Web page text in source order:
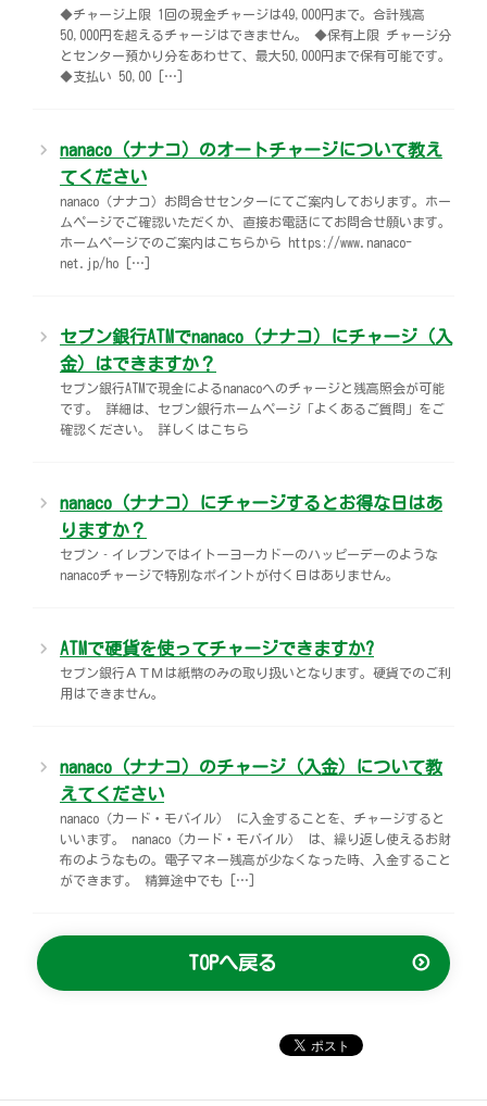
◆チャージ上限 1回の現金チャージは49,000円まで。合計残高
50,000円を超えるチャージはできません。 ◆保有上限 チャージ分
とセンター預かり分をあわせて、最大50,000円まで保有可能です。
◆支払い 50,00 […]
nanaco（ナナコ）のオートチャージについて教え
てください
nanaco（ナナコ）お問合せセンターにてご案内しております。ホー
ムページでご確認いただくか、直接お電話にてお問合せ願います。
ホームページでのご案内はこちらから https://www.nanaco-
net.jp/ho […]
セブン銀行ATMでnanaco（ナナコ）にチャージ（入
金）はできますか？
セブン銀行ATMで現金によるnanacoへのチャージと残高照会が可能
です。 詳細は、セブン銀行ホームページ「よくあるご質問」をご
確認ください。 詳しくはこちら
nanaco（ナナコ）にチャージするとお得な日はあ
りますか？
セブン‐イレブンではイトーヨーカドーのハッピーデーのような
nanacoチャージで特別なポイントが付く日はありません。
ATMで硬貨を使ってチャージできますか?
セブン銀行ＡＴＭは紙幣のみの取り扱いとなります。硬貨でのご利
用はできません。
nanaco（ナナコ）のチャージ（入金）について教
えてください
nanaco（カード・モバイル） に入金することを、チャージすると
いいます。 nanaco（カード・モバイル） は、繰り返し使えるお財
布のようなもの。電子マネー残高が少なくなった時、入金すること
ができます。 精算途中でも […]
TOPへ戻る